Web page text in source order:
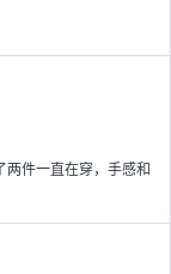
两件一直在穿，手感和